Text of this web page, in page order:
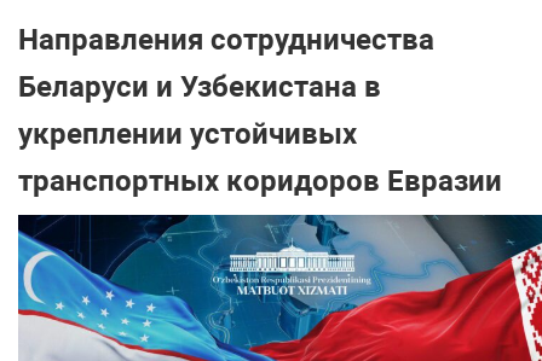
Направления сотрудничества
Беларуси и Узбекистана в
укреплении устойчивых
транспортных коридоров Евразии